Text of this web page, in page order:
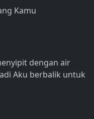
Kamu
dengan air
Aku berbalik untuk